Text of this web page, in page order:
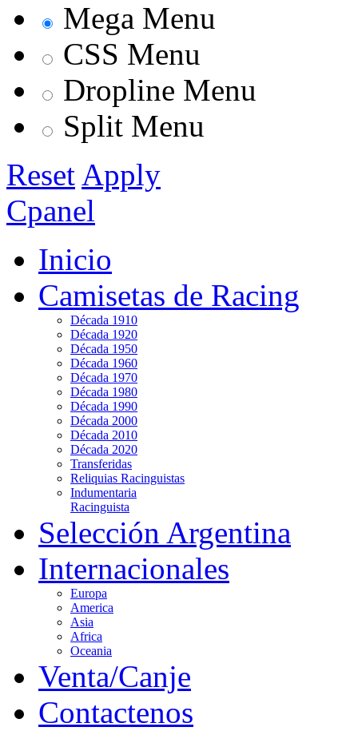
Mega Menu
CSS Menu
Dropline Menu
Split Menu
Reset Apply
Cpanel
Inicio
Camisetas de Racing
Década 1910
Década 1920
Década 1950
Década 1960
Década 1970
Década 1980
Década 1990
Década 2000
Década 2010
Década 2020
Transferidas
Reliquias Racinguistas
Indumentaria
Racinguista
Selección Argentina
Internacionales
Europa
America
Asia
Africa
Oceania
Venta/Canje
Contactenos